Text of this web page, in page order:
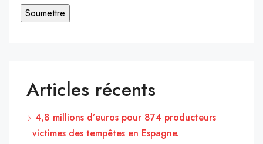
Articles récents
4,8 millions d’euros pour 874 producteurs
victimes des tempêtes en Espagne.